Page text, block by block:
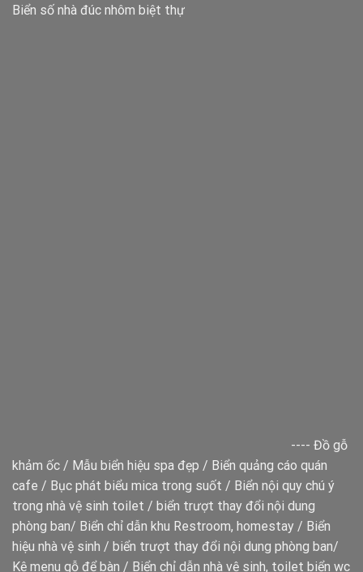
Biển số nhà đúc nhôm biệt thự
---- Đồ gỗ
khảm ốc / Mẫu biển hiệu spa đẹp / Biển quảng cáo quán
cafe / Bục phát biểu mica trong suốt / Biển nội quy chú ý
trong nhà vệ sinh toilet / biển trượt thay đổi nội dung
phòng ban/ Biển chỉ dẫn khu Restroom, homestay / Biển
hiệu nhà vệ sinh / biển trượt thay đổi nội dung phòng ban/
Kệ menu gỗ để bàn / Biển chỉ dẫn nhà vệ sinh, toilet biển wc